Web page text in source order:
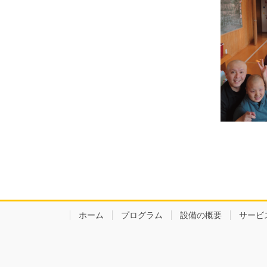
ホーム プログラム 設備の概要 サービ